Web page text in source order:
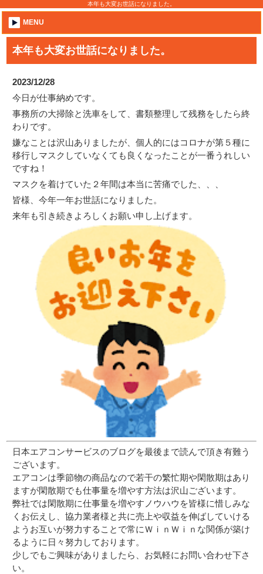
本年も大変お世話になりました。
MENU
本年も大変お世話になりました。
2023/12/28
今日が仕事納めです。
事務所の大掃除と洗車をして、書類整理して残務をしたら終
わりです。
嫌なことは沢山ありましたが、個人的にはコロナが第５種に
移行しマスクしていなくても良くなったことが一番うれしい
ですね！
マスクを着けていた２年間は本当に苦痛でした、、、
皆様、今年一年お世話になりました。
来年も引き続きよろしくお願い申し上げます。
日本エアコンサービスのブログを最後まで読んで頂き有難う
ございます。
エアコンは季節物の商品なので若干の繁忙期や閑散期はあり
ますが閑散期でも仕事量を増やす方法は沢山ございます。
弊社では閑散期に仕事量を増やすノウハウを皆様に惜しみな
くお伝えし、協力業者様と共に売上や収益を伸ばしていける
ようお互いが努力することで常にＷｉｎＷｉｎな関係が築け
るように日々努力しております。
少しでもご興味がありましたら、お気軽にお問い合わせ下さ
い。